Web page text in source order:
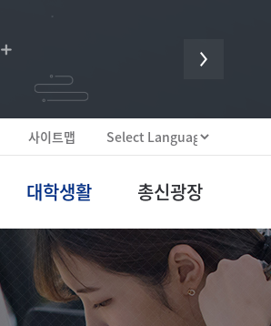
사이트맵
대학생활 총신광장